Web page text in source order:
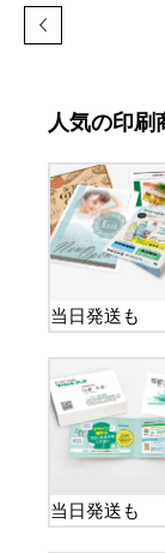
人気の印刷
当日発送も
当日発送も